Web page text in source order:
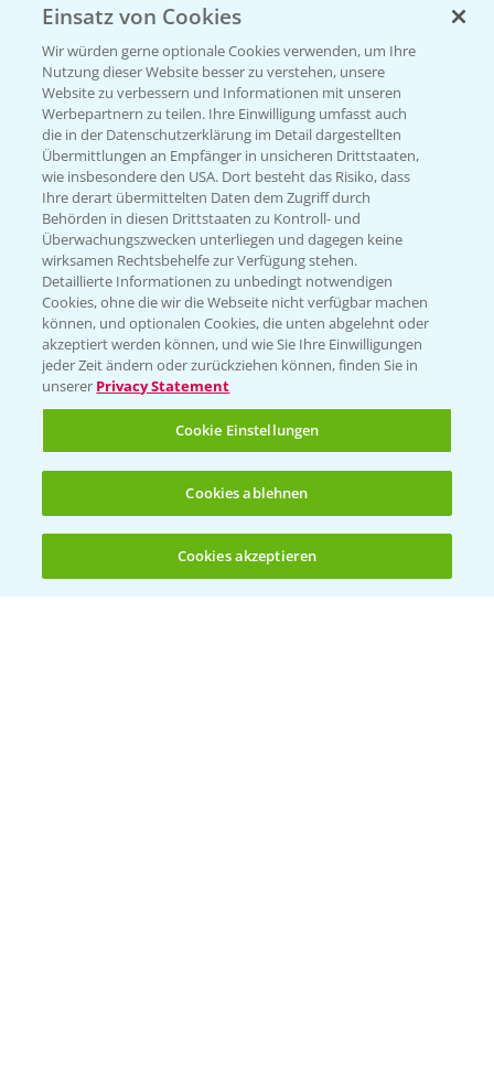
(noch 4)
Presse
Vegetables Deutschland
Infos
LINKS
Apps
Wetter Aktuell
BROSCHÜREN
Ackerbau
Saatgut
Sonderkulturen
Verantwortung & Sorgfalt
PAMIRA - Packmittelrücknahme
Sammelstellen und Termine
Einsatz von Cookies
Wir würden gerne optionale Cookies verwenden, um Ihre
Nutzung dieser Website besser zu verstehen, unsere
Website zu verbessern und Informationen mit unseren
Werbepartnern zu teilen. Ihre Einwilligung umfasst auch
die in der Datenschutzerklärung im Detail dargestellten
Übermittlungen an Empfänger in unsicheren Drittstaaten,
wie insbesondere den USA. Dort besteht das Risiko, dass
Ihre derart übermittelten Daten dem Zugriff durch
Behörden in diesen Drittstaaten zu Kontroll- und
Überwachungszwecken unterliegen und dagegen keine
wirksamen Rechtsbehelfe zur Verfügung stehen.
Detaillierte Informationen zu unbedingt notwendigen
Cookies, ohne die wir die Webseite nicht verfügbar machen
können, und optionalen Cookies, die unten abgelehnt oder
akzeptiert werden können, und wie Sie Ihre Einwilligungen
jeder Zeit ändern oder zurückziehen können, finden Sie in
unserer Privacy Statement
Cookie Einstellungen
Cookies ablehnen
Cookies akzeptieren